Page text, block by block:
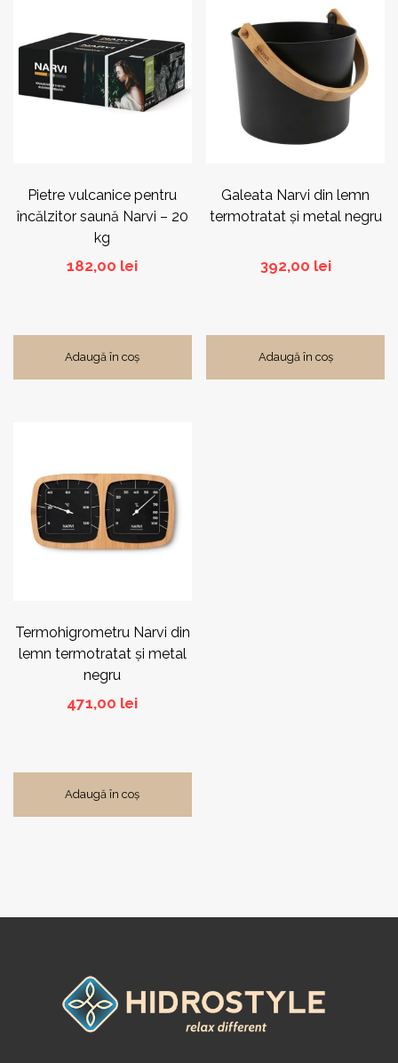
Pietre vulcanice pentru
încălzitor saună Narvi – 20
kg
182,00 lei
Adaugă în coș
Galeata Narvi din lemn
termotratat și metal negru
392,00 lei
Adaugă în coș
Termohigrometru Narvi din
lemn termotratat și metal
negru
471,00 lei
Adaugă în coș